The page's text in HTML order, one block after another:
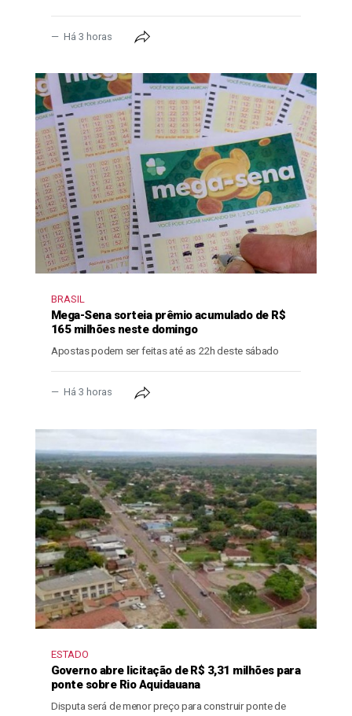
Há 3 horas
BRASIL
Mega-Sena sorteia prêmio acumulado de R$
165 milhões neste domingo
Apostas podem ser feitas até as 22h deste sábado
Há 3 horas
ESTADO
Governo abre licitação de R$ 3,31 milhões para
ponte sobre Rio Aquidauana
Disputa será de menor preço para construir ponte de